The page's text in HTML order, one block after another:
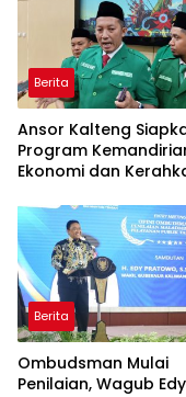
Berita
Ansor Kalteng
Program
Ekonomi dan
Karhutla
Berita
Ombudsman Mulai
Penilaian, Wagub Edy